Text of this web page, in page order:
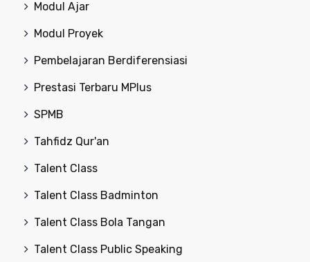
Modul Ajar
Modul Proyek
Pembelajaran Berdiferensiasi
Prestasi Terbaru MPlus
SPMB
Tahfidz Qur'an
Talent Class
Talent Class Badminton
Talent Class Bola Tangan
Talent Class Public Speaking